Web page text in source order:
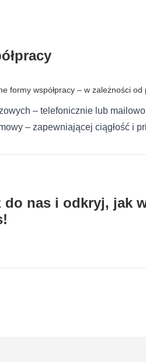
formy współpracy – w zależności
– telefonicznie lub
– zapewniającej ciągłość i
do nas i odkryj, jak